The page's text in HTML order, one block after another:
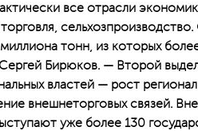
все отрасли
тонн, из которых
Бирюков. — Второй
властей — рост
внешнеторговых связей.
уже более 130